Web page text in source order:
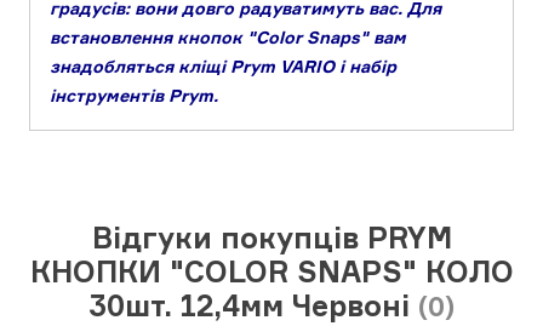
градусів: вони довго радуватимуть вас. Для
встановлення кнопок "Color Snaps" вам
знадобляться кліщі Prym VARIO і набір
інструментів Prym.
Відгуки покупців PRYM
КНОПКИ "COLOR SNAPS" КОЛО
30шт. 12,4мм Червоні (0)